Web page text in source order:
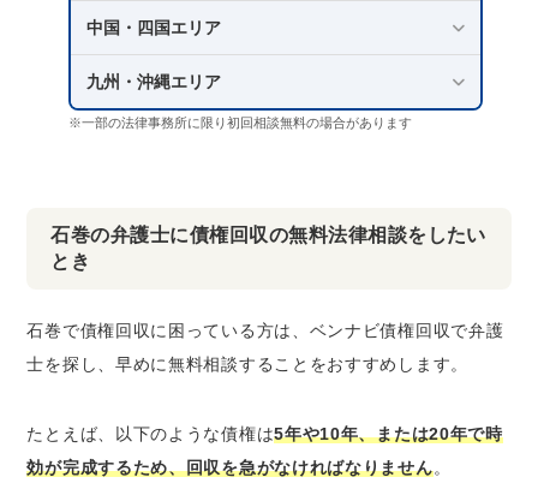
中国・四国エリア
九州・沖縄エリア
※一部の法律事務所に限り初回相談無料の場合があります
石巻の弁護士に債権回収の無料法律相談をしたい
とき
石巻で債権回収に困っている方は、ベンナビ債権回収で弁護
士を探し、早めに無料相談することをおすすめします。
たとえば、以下のような債権は5年や10年、または20年で時
効が完成するため、回収を急がなければなりません。